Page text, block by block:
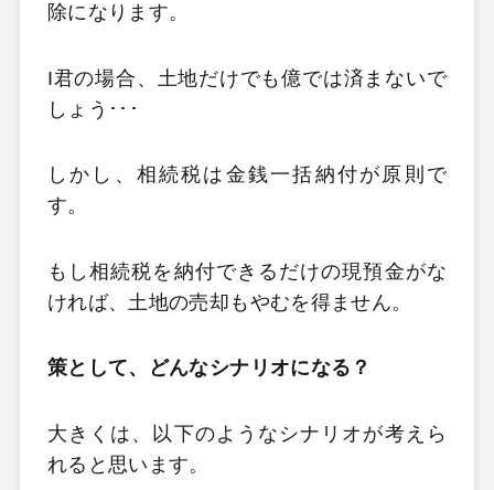
除になります。
I君の場合、土地だけでも億では済まないで
しょう･･･
しかし、相続税は金銭一括納付が原則で
す。
もし相続税を納付できるだけの現預金がな
ければ、土地の売却もやむを得ません。
策として、どんなシナリオになる？
大きくは、以下のようなシナリオが考えら
れると思います。